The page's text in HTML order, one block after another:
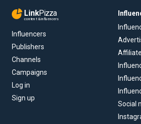
LinkPizza
content & influencers
Influencers
Publishers
Channels
Campaigns
Log in
Sign up
Social